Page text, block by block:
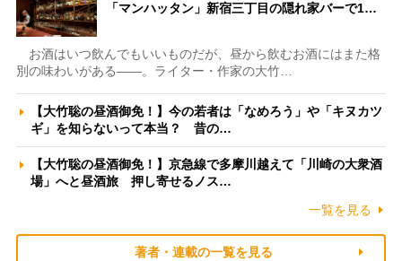
「マンハッタン」新宿三丁目の隠れ家バーで1…
お酒はいつ飲んでもいいものだが、昼から飲むお酒にはまた格
別の味わいがある――。ライター・作家の大竹…
【大竹聡の昼酒御免！】今の若者は「なめろう」や「キヌカツ
ギ」を知らないって本当？ 昔の…
【大竹聡の昼酒御免！】京急線で多摩川越えて「川崎の大衆酒
場」へと昼酒旅 押し寄せるノス…
一覧を見る
著者・連載の一覧を見る